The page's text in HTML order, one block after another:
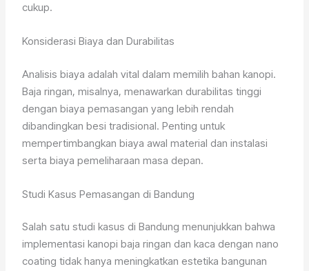
cukup.
Konsiderasi Biaya dan Durabilitas
Analisis biaya adalah vital dalam memilih bahan kanopi.
Baja ringan, misalnya, menawarkan durabilitas tinggi
dengan biaya pemasangan yang lebih rendah
dibandingkan besi tradisional. Penting untuk
mempertimbangkan biaya awal material dan instalasi
serta biaya pemeliharaan masa depan.
Studi Kasus Pemasangan di Bandung
Salah satu studi kasus di Bandung menunjukkan bahwa
implementasi kanopi baja ringan dan kaca dengan nano
coating tidak hanya meningkatkan estetika bangunan